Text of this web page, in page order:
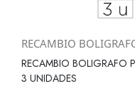
RECAMBIO
RECAMBIO BOLIGRAFO
3 UNIDADES